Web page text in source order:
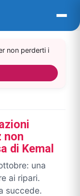
non perderti i
non
di Kemal
una
ai ripari.
succede.